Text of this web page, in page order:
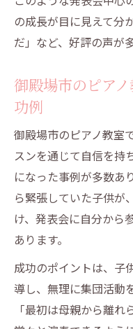
の成長が目に見えて分
だ」など、好評の声が
御殿場市のピア
功例
御殿場市のピアノ教室
スンを通じて自信を持
になった事例が多数あ
ら緊張していた子供が
け、発表会に自分から
あります。
成功のポイントは、子
導し、無理に集団活動
「最初は母親から離